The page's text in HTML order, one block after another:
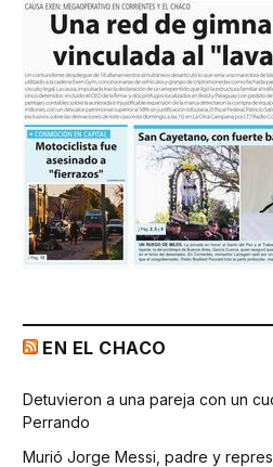
EN EL CHACO
Detuvieron a una pareja con un
Perrando
Murió Jorge Messi, padre y